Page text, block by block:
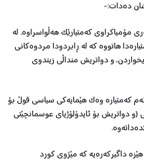
دەدات:-
مۆمیاکراوی کەمتیارێک هەڵواسراوە. لە
هاتووە کە لە ڕابردودا مردوەکانی
و دواتریش منداڵی زیندوی
کەمتیارە وەک هێمایەکی سیاسی قوڵ بۆ
(و دواتریش بۆ ئایدۆلۆژیای عوسمانچێتی
داگیرکەرەیە کە مێژوی کورد